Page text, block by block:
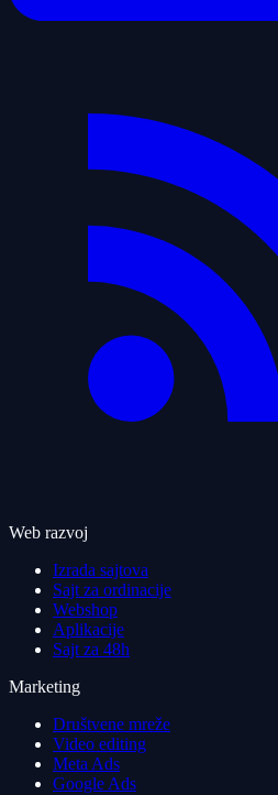
Web razvoj
Izrada sajtova
Sajt za ordinacije
Webshop
Aplikacije
Sajt za 48h
Marketing
Društvene mreže
Video editing
Meta Ads
Google Ads